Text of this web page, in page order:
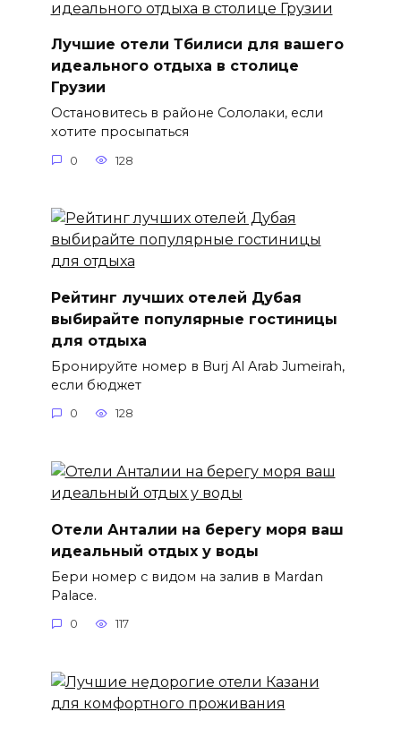
Лучшие отели Тбилиси для вашего
идеального отдыха в столице
Грузии
Остановитесь в районе Сололаки, если
хотите просыпаться
0 128
Рейтинг лучших отелей Дубая
выбирайте популярные гостиницы
для отдыха
Бронируйте номер в Burj Al Arab Jumeirah,
если бюджет
0 128
Отели Анталии на берегу моря ваш
идеальный отдых у воды
Бери номер с видом на залив в Mardan
Palace.
0 117